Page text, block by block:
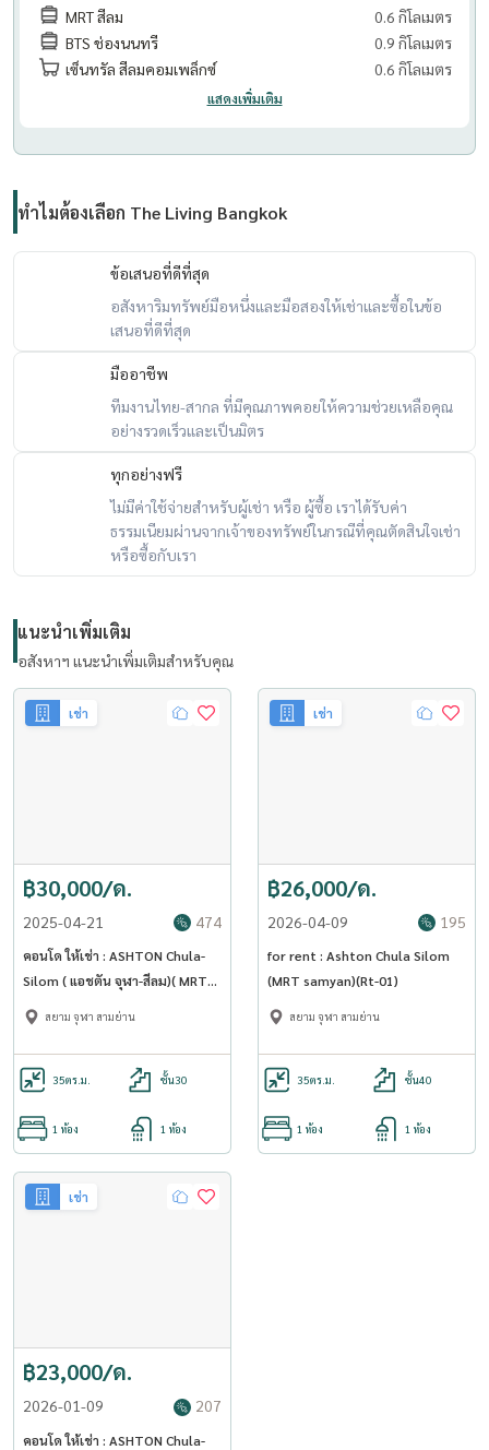
MRT สีลม
0.6 กิโลเมตร
BTS ช่องนนทรี
0.9 กิโลเมตร
เซ็นทรัล สีลมคอมเพล็กซ์
0.6 กิโลเมตร
แสดงเพิ่มเติม
ทำไมต้องเลือก The Living Bangkok
ข้อเสนอที่ดีที่สุด
อสังหาริมทรัพย์มือหนึ่งและมือสองให้เช่าและซื้อในข้อ
เสนอที่ดีที่สุด
มืออาชีพ
ทีมงานไทย-สากล ที่มีคุณภาพคอยให้ความช่วยเหลือคุณ
อย่างรวดเร็วและเป็นมิตร
ทุกอย่างฟรี
ไม่มีค่าใช้จ่ายสำหรับผู้เช่า หรือ ผู้ซื้อ เราได้รับค่า
ธรรมเนียมผ่านจากเจ้าของทรัพย์ในกรณีที่คุณตัดสินใจเช่า
หรือซื้อกับเรา
แนะนำเพิ่มเติม
อสังหาฯ แนะนำเพิ่มเติมสำหรับคุณ
เช่า
฿30,000/ด.
2025-04-21 474
คอนโด ให้เช่า : ASHTON Chula-
Silom ( แอชตัน จุฬา-สีลม)( MRT
สยาม จุฬา สามย่าน
35ตร.ม. ชั้น30
1 ห้อง 1 ห้อง
เช่า
฿26,000/ด.
2026-04-09 195
for rent : Ashton Chula Silom
(MRT samyan)(Rt-01)
สยาม จุฬา สามย่าน
35ตร.ม. ชั้น40
1 ห้อง 1 ห้อง
เช่า
฿23,000/ด.
2026-01-09 207
คอนโด ให้เช่า : ASHTON Chula-